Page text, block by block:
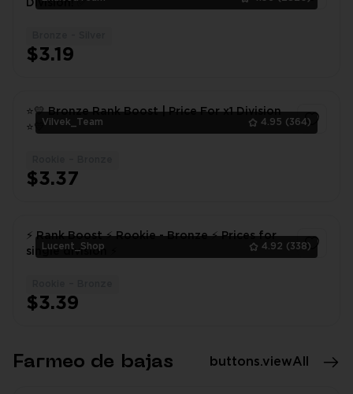
Division! ✅
$3.19
Vilvek_Team 4.95 (364)
⭐💛 Bronze Rank Boost | Price For x1 Division
⭐💛
$3.37
Lucent_Shop 4.92 (338)
⚡ Rank Boost ⚡ Rookie - Bronze ⚡ Prices for
single division ⚡
$3.39
Farmeo de bajas buttons.viewAll